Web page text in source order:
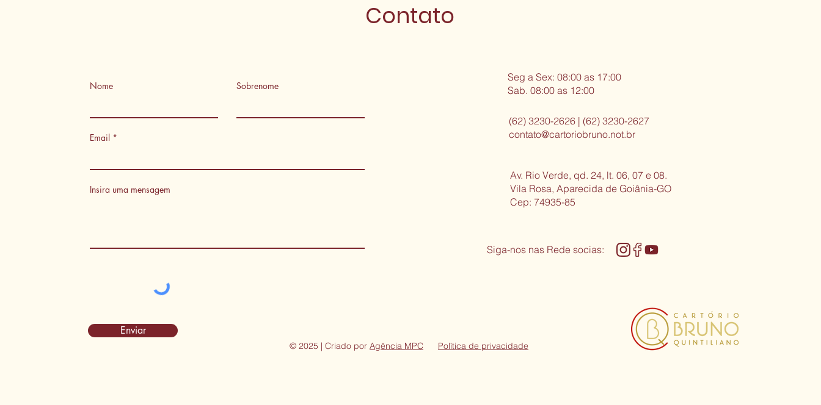
Nome Sobrenome
Email
Insira uma mensagem
Enviar
Seg a Sex: 08:00 as 17:00
Sab. 08:00 as 12:00
(62) 3230-2626 | (62) 3230-2627
contato@cartoriobruno.not.br
Av. Rio Verde, qd. 24, lt. 06, 07 e 08.
Vila Rosa, Aparecida de Goiânia-GO
Cep: 74935-85
Siga-nos nas Rede socias:
© 2025 | Criado por Agência MPC Política de privacidade
Contato